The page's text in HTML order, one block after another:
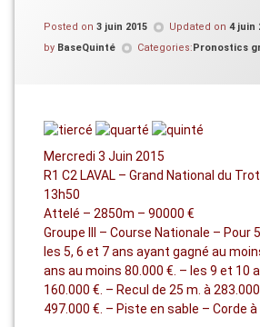
Posted on 3 juin 2015 Updated on 4 juin
by BaseQuinté Categories:Pronostics
Mercredi 3 Juin 2015
R1 C2 LAVAL – Grand National du
13h50
Attelé – 2850m – 90000 €
Groupe III – Course Nationale – Pour
les 5, 6 et 7 ans ayant gagné au
ans au moins 80.000 €. – les 9 et 10
160.000 €. – Recul de 25 m. à
497.000 €. – Piste en sable – Corde